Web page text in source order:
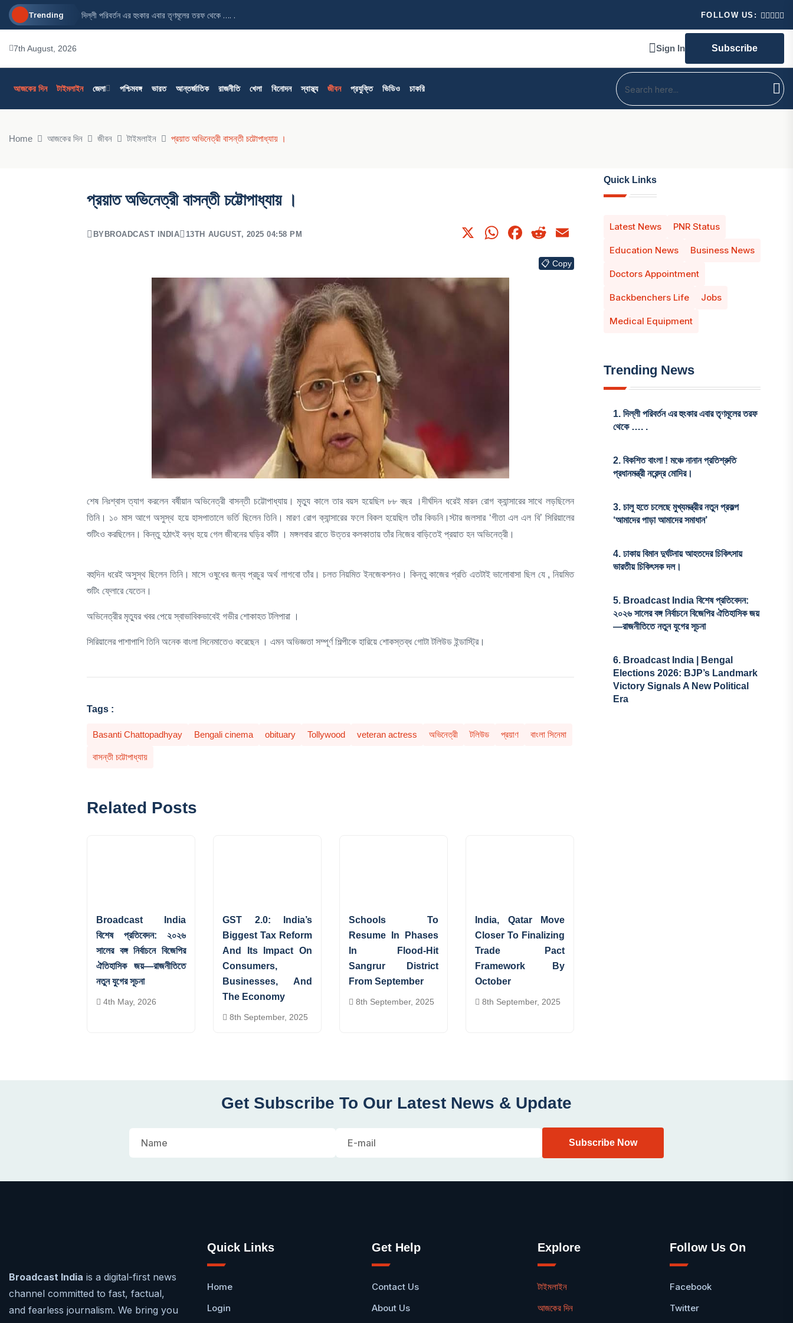
Trending দিল্লী পরিবর্তন এর হুংকার এবার তৃণমূলের তরফ থেকে …. . FOLLOW US:
7th August, 2026 Sign In Subscribe
আজকের দিন টাইমলাইন জেলা পশ্চিমবঙ্গ ভারত আন্তর্জাতিক রাজনীতি খেলা বিনোদন স্বাস্থ্য জীবন প্রযুক্তি ভিডিও চাকরি
Home আজকের দিন জীবন টাইমলাইন প্রয়াত অভিনেত্রী বাসন্তী চট্টোপাধ্যায় ।
প্রয়াত অভিনেত্রী বাসন্তী চট্টোপাধ্যায় ।
BY BROADCAST INDIA 13TH AUGUST, 2025 04:58 PM X WhatsApp
Facebook
RedditEmail
📋 Copy
শেষ নিঃশ্বাস ত্যাগ করলেন বর্ষীয়ান অভিনেত্রী বাসন্তী চট্টোপাধ্যায়। মৃত্যু কালে তার বয়স হয়েছিল ৮৮ বছর ।দীর্ঘদিন ধরেই মারন রোগ ক্যান্সারের সাথে লড়ছিলেন
তিনি। ১০ মাস আগে অসুস্থ হয়ে হাসপাতালে ভর্তি ছিলেন তিনি। মারণ রোগ ক্যান্সারের ফলে বিকল হয়েছিল তাঁর কিডনি।স্টার জলসার ‘গীতা এল এল বি’ সিরিয়ালের
শুটিংও করছিলেন। কিন্তু হঠাৎই বন্ধ হয়ে গেল জীবনের ঘড়ির কাঁটা । মঙ্গলবার রাতে উত্তর কলকাতায় তাঁর নিজের বাড়িতেই প্রয়াত হন অভিনেত্রী।
বহুদিন ধরেই অসুস্থ ছিলেন তিনি। মাসে ওষুধের জন্য প্রচুর অর্থ লাগবো তাঁর। চলত নিয়মিত ইনজেকশনও। কিন্তু কাজের প্রতি এতটাই ভালোবাসা ছিল যে , নিয়মিত
শুটিং ফ্লোরে যেতেন।
অভিনেত্রীর মৃত্যুর খবর পেয়ে স্বাভাবিকভাবেই গভীর শোকাহত টলিপারা ।
সিরিয়ালের পাশাপাশি তিনি অনেক বাংলা সিনেমাতেও করেছেন । এমন অভিজ্ঞতা সম্পূর্ণ শিল্পীকে হারিয়ে শোকস্তব্ধ গোটা টলিউড ইন্ডাস্ট্রি।
Tags :
Basanti Chattopadhyay Bengali cinema obituary Tollywood veteran actress অভিনেত্রী টলিউড প্রয়াণ বাংলা সিনেমা
বাসন্তী চট্টোপাধ্যায়
Related Posts
Broadcast India
বিশেষ প্রতিবেদন: ২০২৬
সালের বঙ্গ নির্বাচনে বিজেপির
ঐতিহাসিক জয়—রাজনীতিতে
নতুন যুগের সূচনা
4th May, 2026
GST 2.0: India’s
Biggest Tax Reform
And Its Impact On
Consumers,
Businesses, And
The Economy
8th September, 2025
Schools To
Resume In Phases
In Flood-Hit
Sangrur District
From September
8th September, 2025
India, Qatar Move
Closer To Finalizing
Trade Pact
Framework By
October
8th September, 2025
Quick Links
Latest News PNR Status
Education News Business News
Doctors Appointment
Backbenchers Life Jobs
Medical Equipment
Trending News
1. দিল্লী পরিবর্তন এর হুংকার এবার তৃণমূলের তরফ
থেকে …. .
2. বিকশিত বাংলা ! মঞ্চে নানান প্রতিশ্রুতি
প্রধানমন্ত্রী নরেন্দ্র মোদির।
3. চালু হতে চলেছে মুখ্যমন্ত্রীর নতুন প্রকল্প
‘আমাদের পাড়া আমাদের সমাধান’
4. ঢাকায় বিমান দুর্ঘটনায় আহতদের চিকিৎসায়
ভারতীয় চিকিৎসক দল।
5. Broadcast India বিশেষ প্রতিবেদন:
২০২৬ সালের বঙ্গ নির্বাচনে বিজেপির ঐতিহাসিক জয়
—রাজনীতিতে নতুন যুগের সূচনা
6. Broadcast India | Bengal
Elections 2026: BJP’s Landmark
Victory Signals A New Political
Era
Get Subscribe To Our Latest News & Update
Broadcast India is a digital-first news
channel committed to fast, factual,
and fearless journalism. We bring you
Quick Links
Home
Login
Get Help
Contact Us
About Us
Explore
টাইমলাইন
আজকের দিন
Follow Us On
Facebook
Twitter